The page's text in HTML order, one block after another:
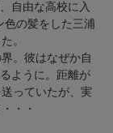
自由な高校に入
色の髪をした三浦
。
。彼はなぜか自
ように。距離が
っていたが、実
・・